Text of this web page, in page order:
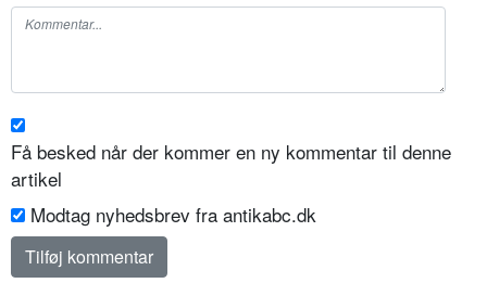
Få besked når der kommer en ny kommentar til denne
artikel
Modtag nyhedsbrev fra antikabc.dk